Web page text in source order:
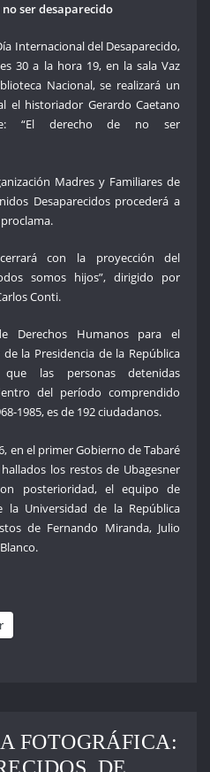
ser desaparecido
Internacional del Desaparecido,
30 a la hora 19, en la sala Vaz
Nacional, se realizará un
el historiador Gerardo Caetano
“El derecho de no ser
Madres y Familiares de
Desaparecidos procederá a
con la proyección del
somos hijos”, dirigido por
Conti.
Derechos Humanos para el
de la Presidencia de la República
las personas detenidas
del período comprendido
1985, es de 192 ciudadanos.
en el primer Gobierno de Tabaré
los restos de Ubagesner
posterioridad, el equipo de
la Universidad de la República
de Fernando Miranda, Julio
FOTOGRÁFICA:
DE